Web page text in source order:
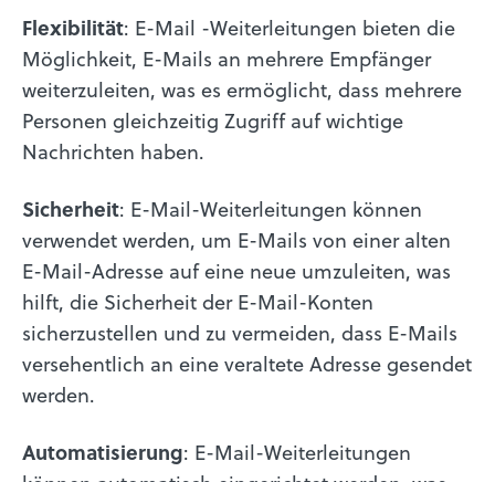
Flexibilität: E-Mail -Weiterleitungen bieten die
Möglichkeit, E-Mails an mehrere Empfänger
weiterzuleiten, was es ermöglicht, dass mehrere
Personen gleichzeitig Zugriff auf wichtige
Nachrichten haben.
Sicherheit: E-Mail-Weiterleitungen können
verwendet werden, um E-Mails von einer alten
E-Mail-Adresse auf eine neue umzuleiten, was
hilft, die Sicherheit der E-Mail-Konten
sicherzustellen und zu vermeiden, dass E-Mails
versehentlich an eine veraltete Adresse gesendet
werden.
Automatisierung: E-Mail-Weiterleitungen